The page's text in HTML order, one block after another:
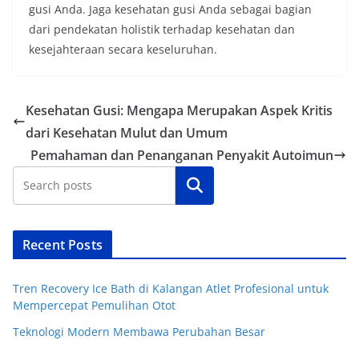
gusi Anda. Jaga kesehatan gusi Anda sebagai bagian
dari pendekatan holistik terhadap kesehatan dan
kesejahteraan secara keseluruhan.
Kesehatan Gusi: Mengapa Merupakan Aspek Kritis
dari Kesehatan Mulut dan Umum
Pemahaman dan Penanganan Penyakit Autoimun
Cari
Recent Posts
Tren Recovery Ice Bath di Kalangan Atlet Profesional untuk
Mempercepat Pemulihan Otot
Teknologi Modern Membawa Perubahan Besar